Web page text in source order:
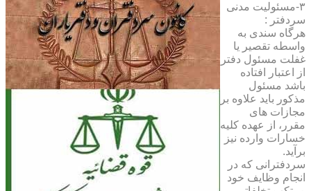
۳-مسئولیت مدنی
سردفتر :
هرگاه سندی به
واسطه تقصیر یا
غفلت مسئول دفتر
از اعتبار افتاده
باشد مسئول
مذکور باید علاوه بر
مجازات های
مقرر، از عهده کلیه
خسارات وارده نیز
برآید.
سردفترانی که در
انجام وظایف خود